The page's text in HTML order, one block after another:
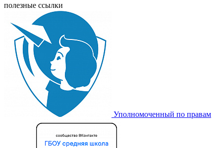
полезные ссылки
Уполномоченный по правам